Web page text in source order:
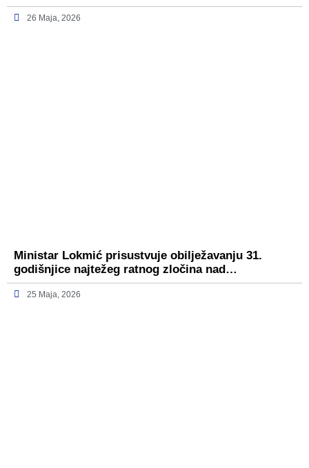
26 Maja, 2026
Ministar Lokmić prisustvuje obilježavanju 31.
godišnjice najtežeg ratnog zločina nad…
25 Maja, 2026